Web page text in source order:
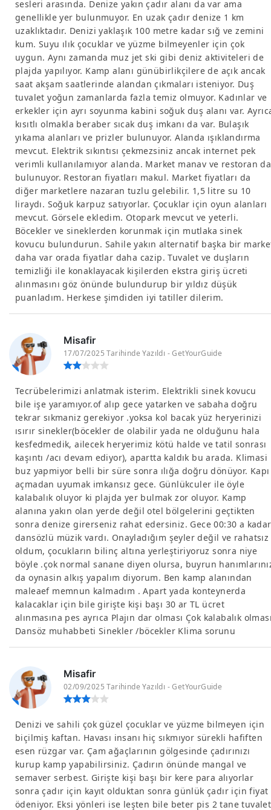
sesleri arasında. Denize yakın çadır alanı da var ama
genellikle yer bulunmuyor. En uzak çadır denize 1 km
uzaklıktadır. Denizi yaklaşık 100 metre kadar sığ ve zemini
kum. Suyu ılık çocuklar ve yüzme bilmeyenler için çok
uygun. Aynı zamanda muz jet ski gibi deniz aktiviteleri de
plajda yapılıyor. Kamp alanı günübirlikçilere de açık ancak
saat akşam saatlerinde alandan çıkmaları isteniyor. Duş
tuvalet yoğun zamanlarda fazla temiz olmuyor. Kadınlar ve
erkekler için ayrı soyunma kabini soğuk duş alanı var.
kısıtlı olmakla beraber sıcak duş imkanı da var. Bulaşık
yıkama alanları ve prizler bulunuyor. Alanda ışıklandırma
mevcut. Elektrik sıkıntısı çekmezsiniz ancak internet pek
verimli kullanılamıyor alanda. Market manav ve restoran da
bulunuyor. Restoran fiyatları makul. Market fiyatları da
diğer marketlere nazaran tuzlu gelebilir. 1,5 litre su 10
liraydı. Soğuk karpuz satıyorlar. Çocuklar için oyun alanları
mevcut. Görsele ekledim. Otopark mevcut ve yeterli.
Böcekler ve sineklerden korunmak için mutlaka sinek
kovucu bulundurun. Sahile yakın alternatif başka bir
daha var orada fiyatlar daha cazip. Tuvalet ve duşların
temizliği ile konaklayacak kişilerden ekstra giriş ücreti
alınmasını göz önünde bulundurup bir yıldız düşük
puanladım. Herkese şimdiden iyi tatiller dilerim.
Misafir
17/07/2025 Tarihinde Yazıldı - GetYourGuide
Tecrübelerimizi anlatmak isterim. Elektrikli sinek kovucu
bile işe yaramıyor.of alıp gece yatarken ve sabaha doğru
tekrar sıkmaniz gerekiyor .yoksa kol bacak yüz heryerinizi
ısırır sinekler(böcekler de olabilir yada ne olduğunu hala
kesfedmedik, ailecek heryerimiz kötü halde ve tatil sonrası
kaşıntı /acı devam ediyor), apartta kaldık bu arada. Klimasi
buz yapmiyor belli bir süre sonra ılığa doğru dönüyor. Kapı
açmadan uyumak imkansız gece. Günlükculer ile öyle
kalabalık oluyor ki plajda yer bulmak zor oluyor. Kamp
alanına yakın olan yerde değil otel bölgelerini geçtikten
sonra denize girerseniz rahat edersiniz. Gece 00:30 a kadar
dansözlü müzik vardı. Onayladığım şeyler değil ve rahatsız
oldum, çocukların bilinç altına yerleştiriyoruz sonra niye
böyle .çok normal sanane diyen olursa, buyrun
da oynasin alkış yapalım diyorum. Ben kamp alanından
maleaef memnun kalmadım . Apart yada konteynerda
kalacaklar için bile girişte kişi başı 30 ar TL ücret
alınmasına pes ayrıca Plajın dar olması Çok kalabalık
Dansöz muhabbeti Sinekler /böcekler Klima sorunu
Misafir
02/09/2025 Tarihinde Yazıldı - GetYourGuide
Denizi ve sahili çok güzel çocuklar ve yüzme bilmeyen için
biçilmiş kaftan. Havası insanı hiç sıkmıyor sürekli hafiften
esen rüzgar var. Çam ağaçlarının gölgesinde çadırınızı
kurup kamp yapabilirsiniz. Çadırın önünde mangal ve
semaver serbest. Girişte kişi başı bir kere para alıyorlar
sonra çadır için kayıt olduktan sonra günlük çadır için fiyat
ödeniyor. Eksi yönleri ise leşten bile beter pis 2 tane